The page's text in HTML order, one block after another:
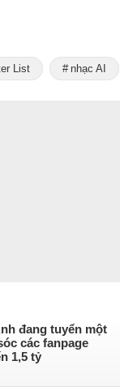
List nhạc AI
đang tuyển một
các fanpage
1,5 tỷ